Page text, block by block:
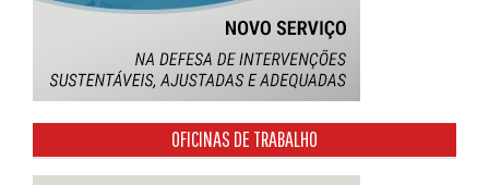
OFICINAS DE TRABALHO